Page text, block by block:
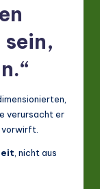
verursacht er
vorwirft.
, nicht aus